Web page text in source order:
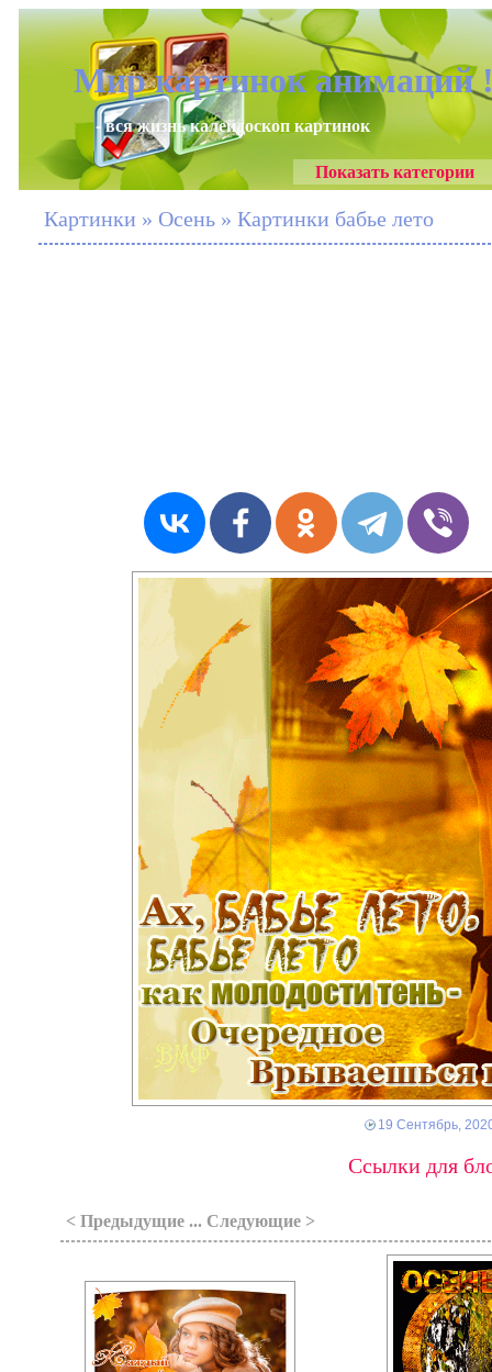
Мир картинок анимаций
- вся жизнь калейдоскоп картинок
Показать категории
Картинки » Осень » Картинки бабье лето
19 Сентябрь,
Ссылки для
< Предыдущие ... Следующие >